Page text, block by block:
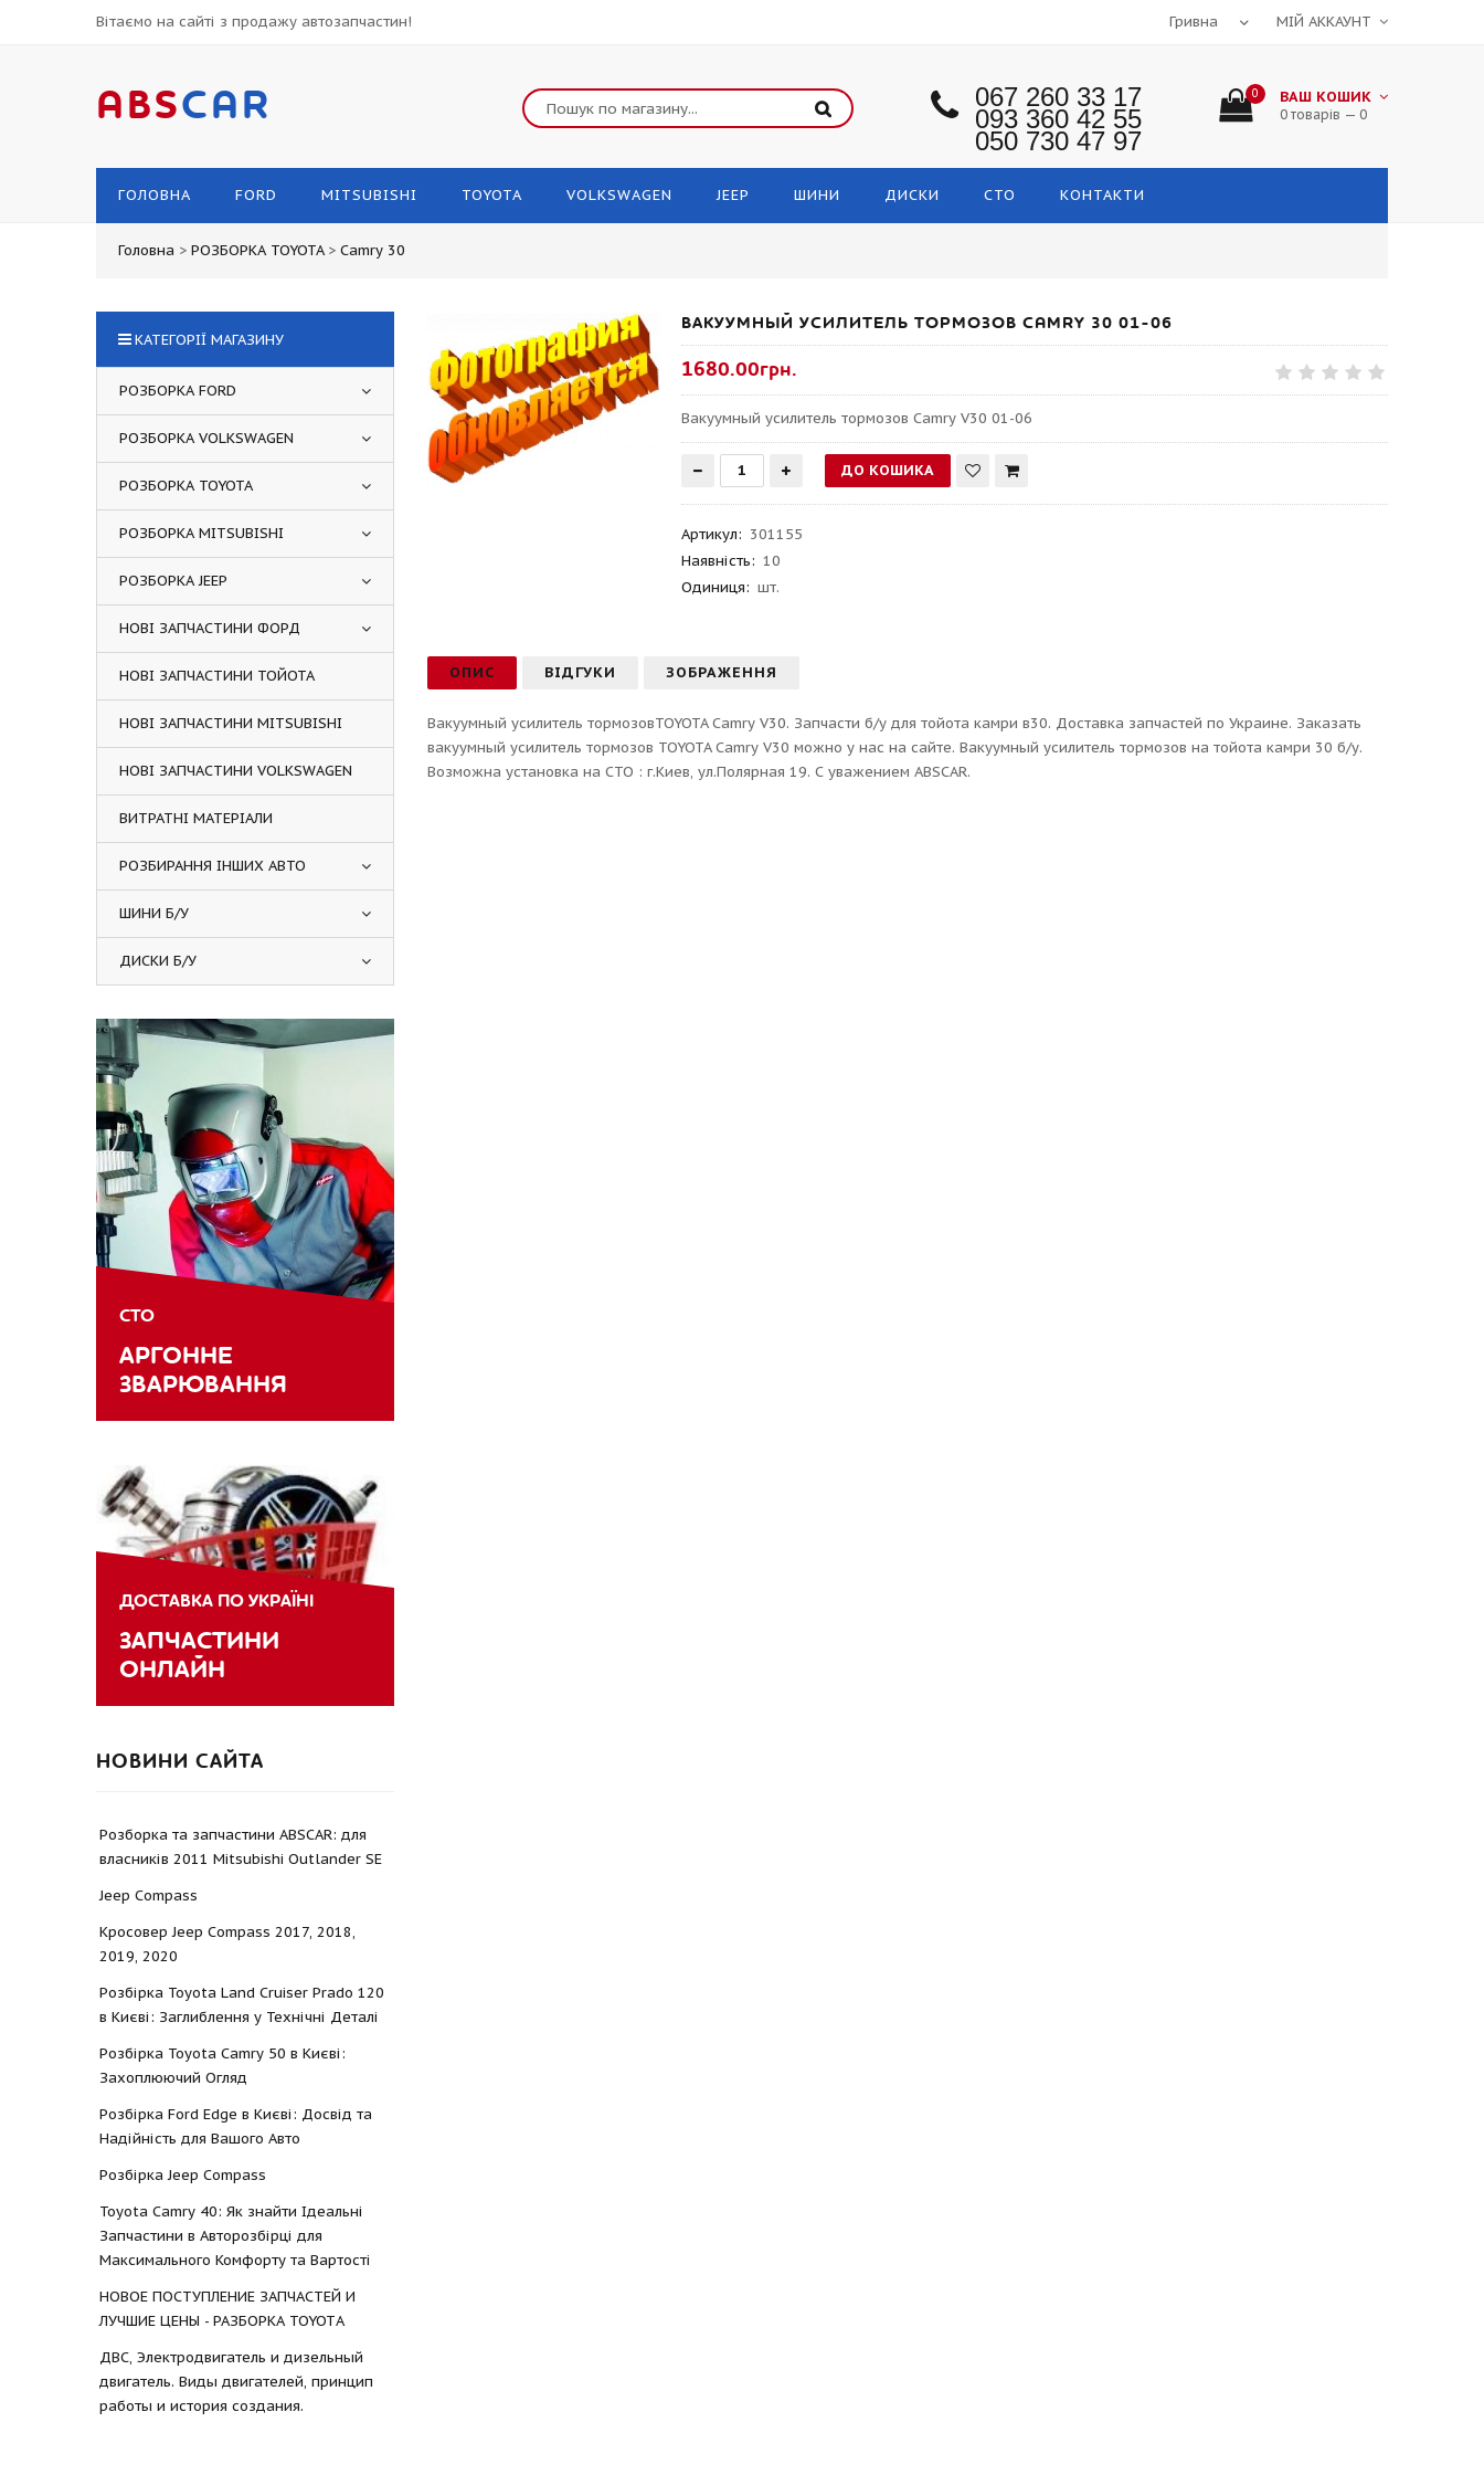
Вітаємо на сайті з продажу автозапчастин! МІЙ АККАУНТ
ABSCAR 067 260 33 17
093 360 42 55
050 730 47 97
0 ВАШ КОШИК
0 товарів — 0
ГОЛОВНА FORD MITSUBISHI TOYOTA VOLKSWAGEN JEEP ШИНИ ДИСКИ СТО КОНТАКТИ
Головна > РОЗБОРКА TOYOTA > Camry 30
ВАКУУМНЫЙ УСИЛИТЕЛЬ ТОРМОЗОВ CAMRY 30 01-06
1680.00грн.
Вакуумный усилитель тормозов Camry V30 01-06
Артикул: 301155
Наявність: 10
Одиниця: шт.
ОПИС ВІДГУКИ ЗОБРАЖЕННЯ
Вакуумный усилитель тормозовTOYOTA Camry V30. Запчасти б/у для тойота камри в30. Доставка запчастей по Украине. Заказать
вакуумный усилитель тормозов TOYOTA Camry V30 можно у нас на сайте. Вакуумный усилитель тормозов на тойота камри 30 б/у.
Возможна установка на СТО : г.Киев, ул.Полярная 19. С уважением ABSCAR.
КАТЕГОРІЇ МАГАЗИНУ
РОЗБОРКА FORD
РОЗБОРКА VOLKSWAGEN
РОЗБОРКА TOYOTA
РОЗБОРКА MITSUBISHI
РОЗБОРКА JEEP
НОВІ ЗАПЧАСТИНИ ФОРД
НОВІ ЗАПЧАСТИНИ ТОЙОТА
НОВІ ЗАПЧАСТИНИ MITSUBISHI
НОВІ ЗАПЧАСТИНИ VOLKSWAGEN
ВИТРАТНІ МАТЕРІАЛИ
РОЗБИРАННЯ ІНШИХ АВТО
ШИНИ Б/У
ДИСКИ Б/У
СТО
АРГОННЕ
ЗВАРЮВАННЯ
ДОСТАВКА ПО УКРАЇНІ
ЗАПЧАСТИНИ
ОНЛАЙН
НОВИНИ САЙТА
Розборка та запчастини ABSCAR: для
власників 2011 Mitsubishi Outlander SE
Jeep Compass
Кросовер Jeep Compass 2017, 2018,
2019, 2020
Розбірка Toyota Land Cruiser Prado 120
в Києві: Заглиблення у Технічні Деталі
Розбірка Toyota Camry 50 в Києві:
Захоплюючий Огляд
Розбірка Ford Edge в Києві: Досвід та
Надійність для Вашого Авто
Розбірка Jeep Compass
Toyota Camry 40: Як знайти Ідеальні
Запчастини в Авторозбірці для
Максимального Комфорту та Вартості
НОВОЕ ПОСТУПЛЕНИЕ ЗАПЧАСТЕЙ И
ЛУЧШИЕ ЦЕНЫ - РАЗБОРКА TOYOTА
ДВС, Электродвигатель и дизельный
двигатель. Виды двигателей, принцип
работы и история создания.